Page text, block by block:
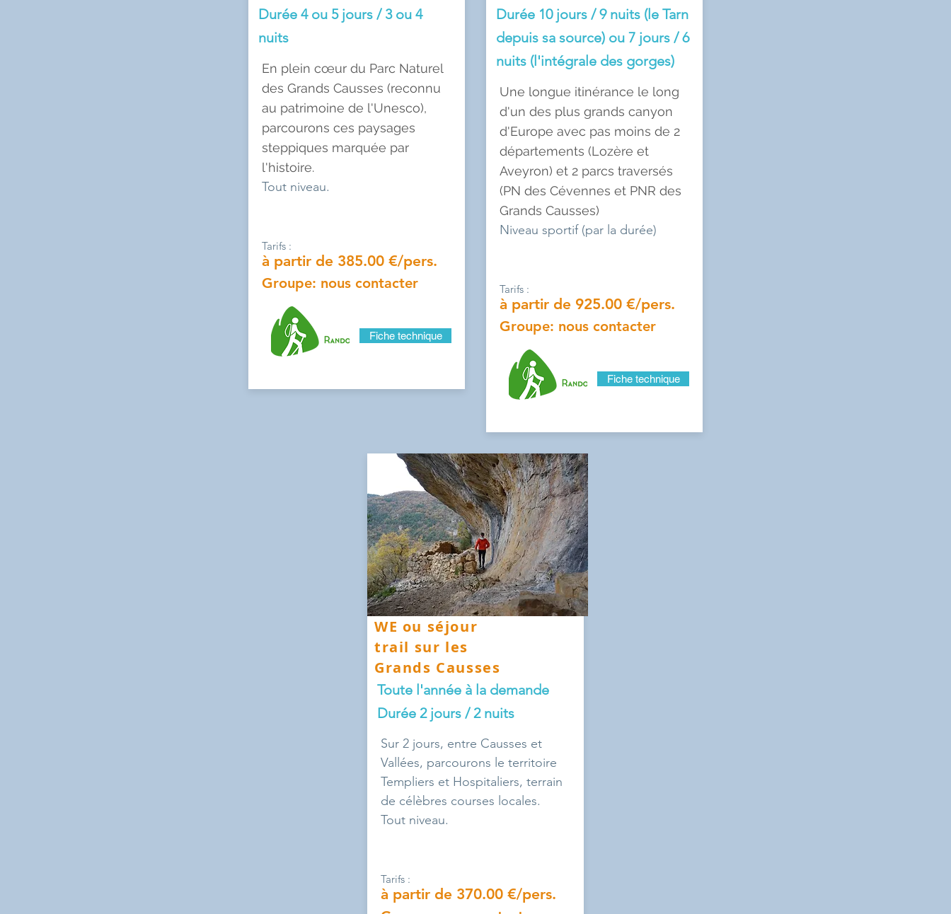
Durée 10 jours / 9 nuits (le Tarn
depuis sa source) ou 7 jours / 6
nuits (l'intégrale des gorges)
Une longue itinérance le long
d'un des plus grands canyon
d'Europe avec pas moins de 2
départements (Lozère et
Aveyron) et 2 parcs traversés
(PN des Cévennes et PNR des
Grands Causses)
Niveau sportif (par la durée)
Tarifs :
à partir de 925.00 €/pers.
Groupe: nous contacter
Fiche technique
Durée 4 ou 5 jours / 3 ou 4
nuits
En plein cœur du Parc Naturel
des Grands Causses (reconnu
au patrimoine de l'Unesco),
parcourons ces paysages
steppiques marquée par
l'histoire.
Tout niveau.
Tarifs :
à partir de 385.00 €/pers.
Groupe: nous contacter
Fiche technique
WE ou séjour
trail sur les
Grands Causses
Toute l'année à la demande
Durée 2 jours / 2 nuits
Sur 2 jours, entre Causses et
Vallées, parcourons le territoire
Templiers et Hospitaliers, terrain
de célèbres courses locales.
Tout niveau.
Tarifs :
à partir de 370.00 €/pers.